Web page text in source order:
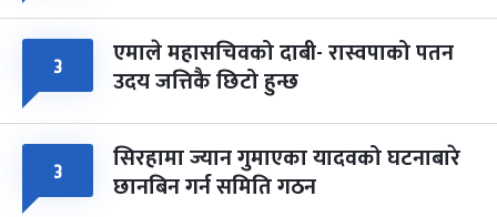
३ एमाले महासचिवको दाबी- रास्वपाको पतन
उदय जत्तिकै छिटो हुन्छ
३ सिरहामा ज्यान गुमाएका यादवको घटनाबारे
छानबिन गर्न समिति गठन